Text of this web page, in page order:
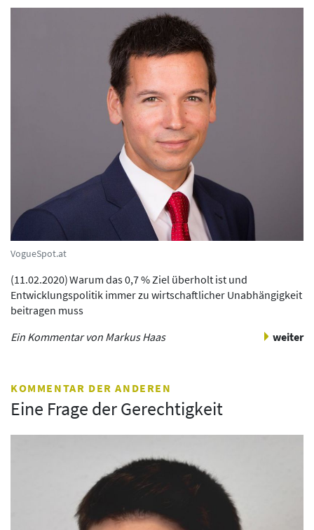
VogueSpot.at
(11.02.2020)Warum das 0,7 % Ziel überholt ist und
Entwicklungspolitik immer zu wirtschaftlicher Unabhängigkeit
beitragen muss
Ein Kommentar von Markus Haas
weiter
KOMMENTAR DER ANDEREN
Eine Frage der Gerechtigkeit